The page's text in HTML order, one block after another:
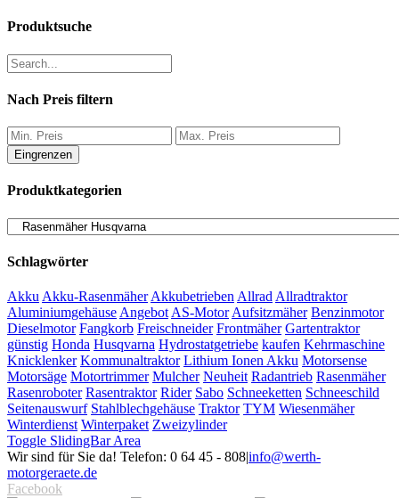
Produktsuche
Nach Preis filtern
Eingrenzen
Produktkategorien
Schlagwörter
Akku Akku-Rasenmäher Akkubetrieben Allrad Allradtraktor
Aluminiumgehäuse Angebot AS-Motor Aufsitzmäher Benzinmotor
Dieselmotor Fangkorb Freischneider Frontmäher Gartentraktor
günstig Honda Husqvarna Hydrostatgetriebe kaufen Kehrmaschine
Knicklenker Kommunaltraktor Lithium Ionen Akku Motorsense
Motorsäge Motortrimmer Mulcher Neuheit Radantrieb Rasenmäher
Rasenroboter Rasentraktor Rider Sabo Schneeketten Schneeschild
Seitenauswurf Stahlblechgehäuse Traktor TYM Wiesenmäher
Winterdienst Winterpaket Zweizylinder
Toggle SlidingBar Area
Wir sind für Sie da! Telefon: 0 64 45 - 808|info@werth-
motorgeraete.de
Facebook